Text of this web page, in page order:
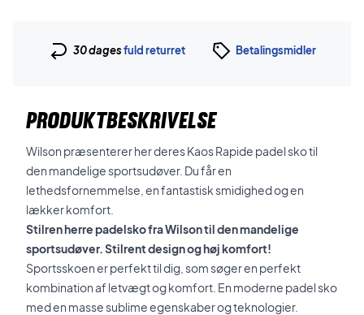
30 dagesfuld returret Betalingsmidler
PRODUKTBESKRIVELSE
Wilson præsenterer her deres Kaos Rapide padel sko til
den mandelige sportsudøver. Du får en
lethedsfornemmelse, en fantastisk smidighed og en
lækker komfort.
Stilren herre padelsko fra Wilson til den mandelige
sportsudøver. Stilrent design og høj komfort!
Sportsskoen er perfekt til dig, som søger en perfekt
kombination af letvægt og komfort. En moderne padel sko
med en masse sublime egenskaber og teknologier.